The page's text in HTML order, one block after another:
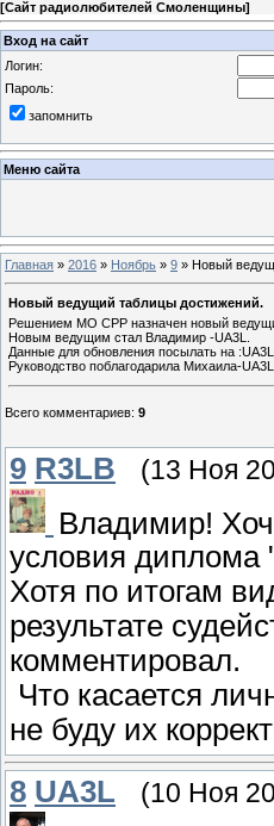
[Сайт радиолюбителей Смоленщины]
Вход на сайт
Логин:
Пароль:
запомнить
Меню сайта
Главная » 2016 » Ноябрь » 9 » Новый
Новый ведущий таблицы достижений.
Решением МО СРР назначен новый
Новым ведущим стал Владимир -UA3L.
Данные для обновления посылать на
Руководство поблагодарила Михаила-
Всего комментариев: 9
9 R3LB (13 Ноя
Владимир!
условия
Хотя по итогам
результате
комментировал.
Что касается
не буду их
8 UA3L (10 Ноя